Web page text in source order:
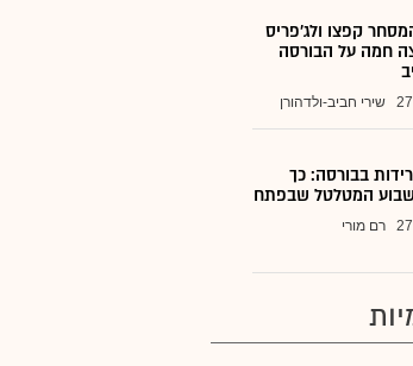
קפצו ולג'פריס
חמה על הבורסה
שירי חביב-ולדהורן
בבורסה: כך
המטלטל שבפתח
רם מורי